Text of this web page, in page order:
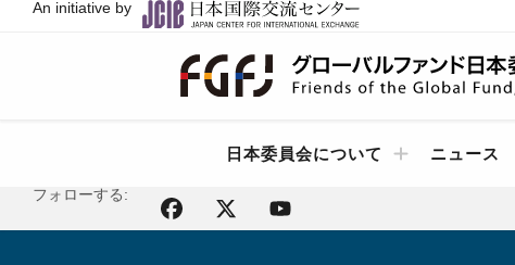
An initiative by
日本委員会について ニュース
フォローする: